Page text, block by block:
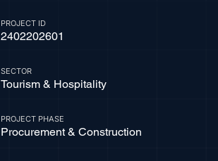
PROJECT ID
2402202601
SECTOR
Tourism & Hospitality
PROJECT PHASE
Procurement & Construction